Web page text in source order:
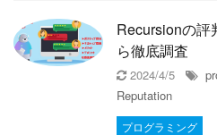
Recursionの評
ら徹底調査
2024/4/5
Reputation
プログラミング